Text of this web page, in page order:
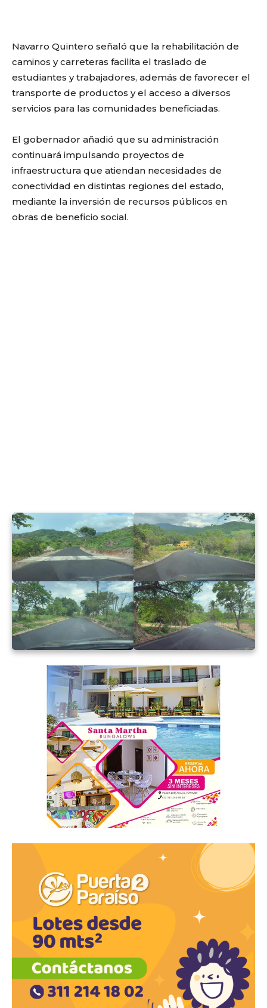
Navarro Quintero señaló que la rehabilitación de
caminos y carreteras facilita el traslado de
estudiantes y trabajadores, además de favorecer el
transporte de productos y el acceso a diversos
servicios para las comunidades beneficiadas.
El gobernador añadió que su administración
continuará impulsando proyectos de
infraestructura que atiendan necesidades de
conectividad en distintas regiones del estado,
mediante la inversión de recursos públicos en
obras de beneficio social.